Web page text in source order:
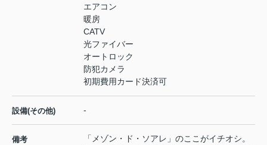
エアコン
暖房
CATV
光ファイバー
オートロック
防犯カメラ
初期費用カード決済可
設備(その他) -
備考
「メゾン・ド・ソアレ」のここがイチオシ。